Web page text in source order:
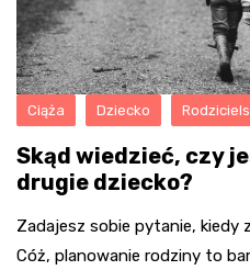
Ciąża Dziecko
Skąd wiedzieć, czy
drugie dziecko?
Zadajesz sobie pytanie, kiedy
Cóż, planowanie rodziny to